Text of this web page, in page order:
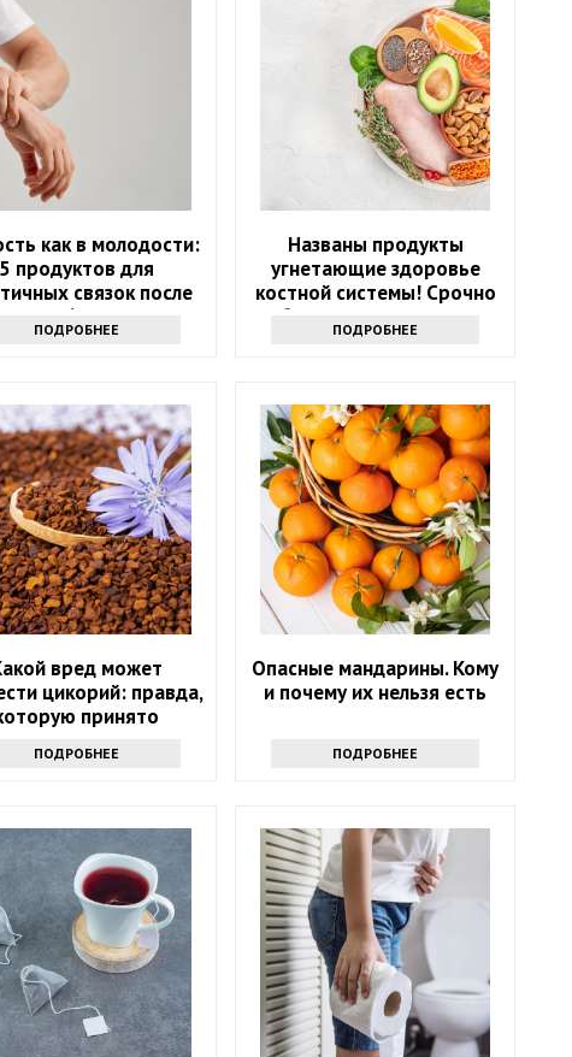
как в молодости:
5 продуктов для
связок после
60
ПОДРОБНЕЕ
Названы продукты
угнетающие здоровье
костной системы! Срочно
уберите их из рациона
ПОДРОБНЕЕ
вред может
цикорий: правда,
принято
ПОДРОБНЕЕ
Опасные мандарины. Кому
и почему их нельзя есть
ПОДРОБНЕЕ